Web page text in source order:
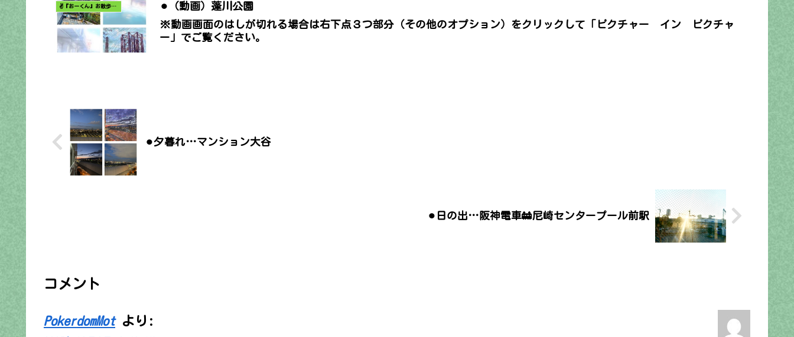
✌️『おーくん』お散歩日記〜どんな出会いがあるだろう〜 ⚫︎（動画）蓬川公園
※動画画面のはしが切れる場合は右下点３つ部分（その他のオプション）をクリックして「ピクチャー イン ピクチャ
ー」でご覧ください。
⚫︎夕暮れ…マンション大谷
⚫︎日の出…阪神電車🚋尼崎センタープール前駅
コメント
PokerdomMot より: